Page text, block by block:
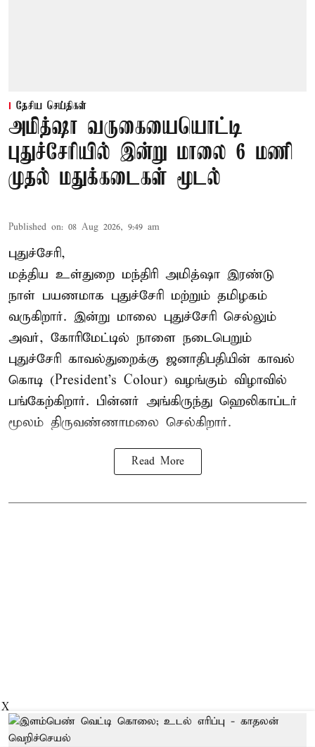
தேசிய செய்திகள்
அமித்ஷா வருகையையொட்டி
புதுச்சேரியில் இன்று மாலை 6 மணி
முதல் மதுக்கடைகள் மூடல்
Published on: 08 Aug 2026, 9:49 am
புதுச்சேரி,
மத்திய உள்துறை மந்திரி அமித்ஷா இரண்டு
நாள் பயணமாக புதுச்சேரி மற்றும் தமிழகம்
வருகிறார். இன்று மாலை புதுச்சேரி செல்லும்
அவர், கோரிமேட்டில் நாளை நடைபெறும்
புதுச்சேரி காவல்துறைக்கு ஜனாதிபதியின் காவல்
கொடி (President's Colour) வழங்கும் விழாவில்
பங்கேற்கிறார். பின்னர் அங்கிருந்து ஹெலிகாப்டர்
மூலம் திருவண்ணாமலை செல்கிறார்.
Read More
X